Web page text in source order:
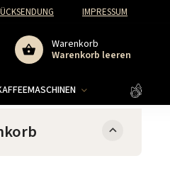
IMPRESSUM
Warenkorb
Warenkorb leeren